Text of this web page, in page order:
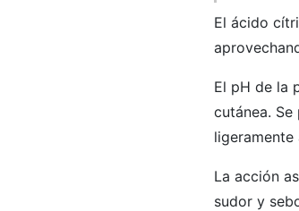
El ácido
El pH de la
cutánea.
ligeramente
La acción
sudor y